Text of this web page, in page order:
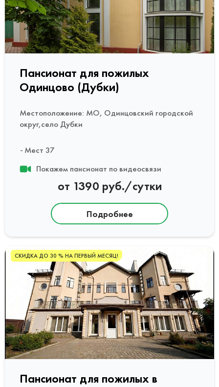
Пансионат для пожилых
Одинцово (Дубки)
Местоположение: МО, Одинцовский городской
округ,село Дубки
Мест 37
Покажем пансионат по видеосвязи
от 1390 руб./сутки
Подробнее
СКИДКА ДО 30 % НА ПЕРВЫЙ МЕСЯЦ!
Пансионат для пожилых в